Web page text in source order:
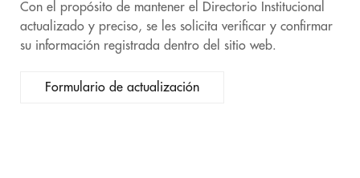
Con el propósito de mantener el Directorio Institucional
actualizado y preciso, se les solicita verificar y confirmar
su información registrada dentro del sitio web.
Formulario de actualización